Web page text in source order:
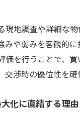
現地調査や詳細な
みや弱みを客観的に
価を行うことで、
渉時の優位性を確
化に直結する理由